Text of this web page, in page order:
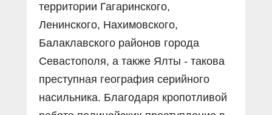
территории Гагаринского,
Ленинского, Нахимовского,
Балаклавского районов города
Севастополя, а также Ялты - такова
преступная география серийного
насильника. Благодаря кропотливой